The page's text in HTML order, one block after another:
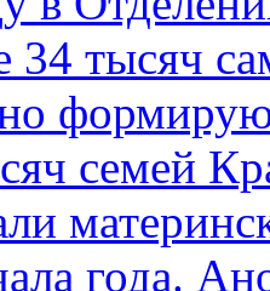
34 тысяч
семей
года.